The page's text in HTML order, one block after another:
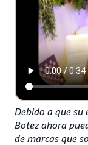
Debido a que
Botez ahora
de marcas que